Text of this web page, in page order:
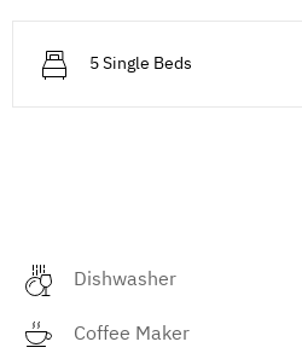
5 Single Beds
Dishwasher
Coffee Maker